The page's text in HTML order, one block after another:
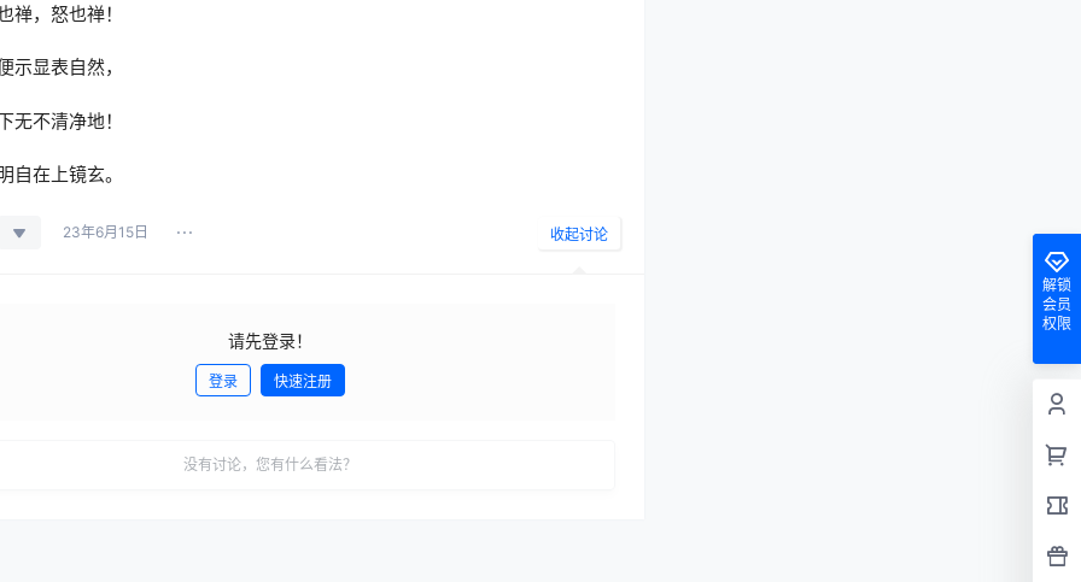
禅，怒也禅！
示显表自然，
无不清净地！
自在上镜玄。
23年6月15日 收起讨论
请先登录！
登录 快速注册
没有讨论，您有什么看法？
解锁
会员
权限